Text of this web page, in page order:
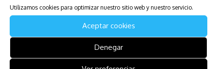
Utilizamos cookies para optimizar nuestro sitio web y nuestro servicio.
Aceptar cookies
Denegar
/ Anular